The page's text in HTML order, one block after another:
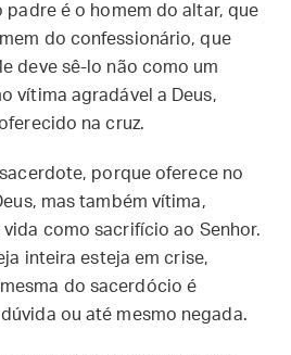
padre é o homem do altar, que
do confessionário, que
deve sê-lo não como um
vítima agradável a Deus,
na cruz.
porque oferece no
mas também vítima,
como sacrifício ao Senhor.
inteira esteja em crise,
do sacerdócio é
ou até mesmo negada.